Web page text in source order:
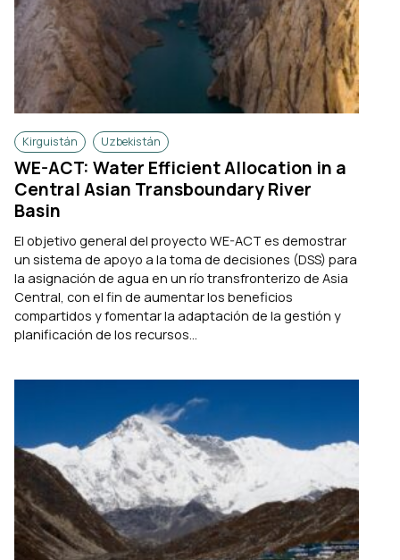
Kirguistán Uzbekistán
WE-ACT: Water Efficient Allocation in a
Central Asian Transboundary River
Basin
El objetivo general del proyecto WE-ACT es demostrar
un sistema de apoyo a la toma de decisiones (DSS) para
la asignación de agua en un río transfronterizo de Asia
Central, con el fin de aumentar los beneficios
compartidos y fomentar la adaptación de la gestión y
planificación de los recursos...